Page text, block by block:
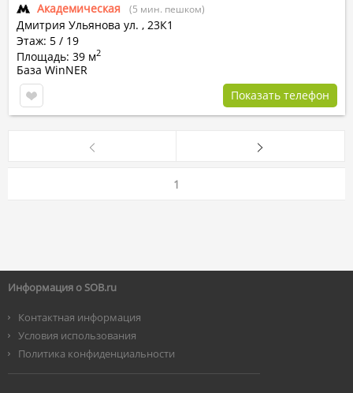
Академическая (5 мин. пешком)
Дмитрия Ульянова ул. , 23К1
Этаж: 5 / 19
Площадь: 39 м2
База WinNER
Показать телефон
1
Информация о SOB.ru
Контактная информация
Условия использования
Политика конфиденциальности